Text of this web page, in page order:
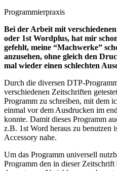
Programmierpraxis
Bei der Arbeit mit
oder 1st Wordplus, hat mir
gefehlt, meine “Machwerke”
anzusehen, ohne gleich den
mal wieder einen schlechten
Durch die diversen DTP-
verschiedenen Zeitschriften
Programm zu schreiben, mit dem
einmal vor dem Ausdrucken im
konnte. Damit dieses Programm
z.B. 1st Word heraus zu benutzen
Accessory nahe.
Um das Programm universell
Programm den in dieser